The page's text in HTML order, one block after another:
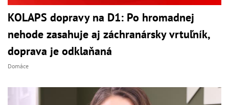
KOLAPS dopravy na D1: Po hromadnej
nehode zasahuje aj záchranársky vrtuľník,
doprava je odklaňaná
Domáce